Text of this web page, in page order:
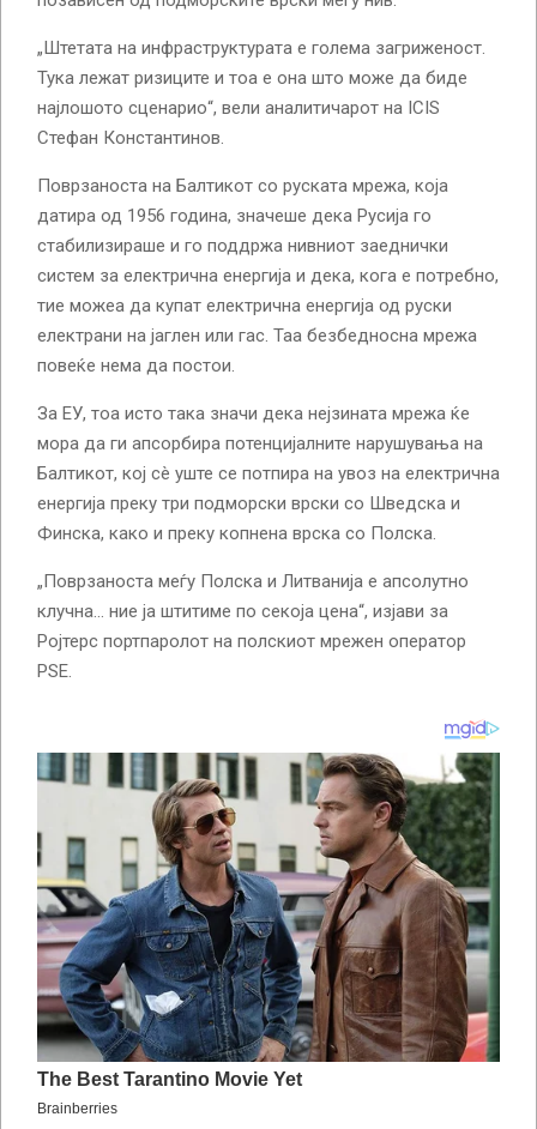
„Штетата на инфраструктурата е голема загриженост.
Тука лежат ризиците и тоа е она што може да биде
најлошото сценарио“, вели аналитичарот на ICIS
Стефан Константинов.
Поврзаноста на Балтикот со руската мрежа, која
датира од 1956 година, значеше дека Русија го
стабилизираше и го поддржа нивниот заеднички
систем за електрична енергија и дека, кога е потребно,
тие можеа да купат електрична енергија од руски
електрани на јаглен или гас. Таа безбедносна мрежа
повеќе нема да постои.
За ЕУ, тоа исто така значи дека нејзината мрежа ќе
мора да ги апсорбира потенцијалните нарушувања на
Балтикот, кој сè уште се потпира на увоз на електрична
енергија преку три подморски врски со Шведска и
Финска, како и преку копнена врска со Полска.
„Поврзаноста меѓу Полска и Литванија е апсолутно
клучна… ние ја штитиме по секоја цена“, изјави за
Ројтерс портпаролот на полскиот мрежен оператор
PSE.